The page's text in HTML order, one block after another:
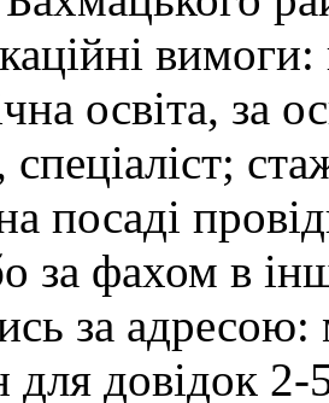
освіта, за
спеціаліст;
посаді
за фахом в
за
для довідок 2-